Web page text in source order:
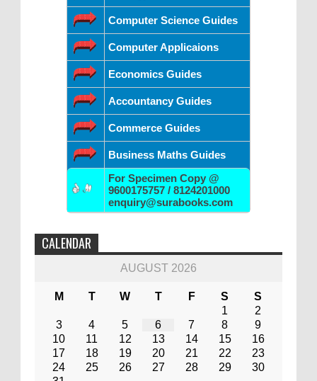
Computer Science Guides
Computer Applicaions
Economics Guides
Accountancy Guides
Commerce Guides
Business Maths Guides
For Specimen Copy @
9600175757 / 8124201000
enquiry@surabooks.com
CALENDAR
AUGUST 2026
M T W T F S
S
1
2
3
4 5 6 7 8
9
10
11 12 13 14 15
16
17
18 19 20 21 22
23
24
25 26 27 28 29
30